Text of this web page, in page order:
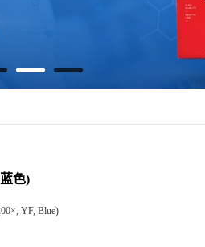
色)
YF, Blue)